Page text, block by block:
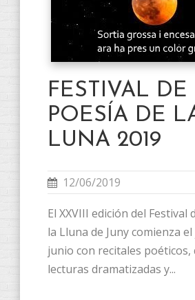
FESTIVAL DE
POESÍA DE
LUNA 2019
12/06/2019
El XXVIII edición del Festival
la Lluna de Juny ​​comienza
junio con recitales poéticos,
lecturas dramatizadas y...